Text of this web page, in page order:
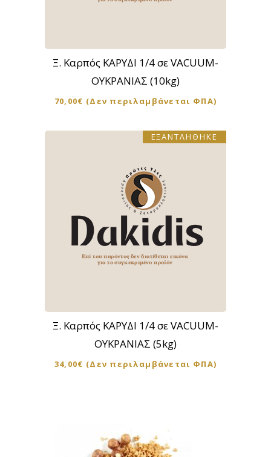
Ξ. Καρπός ΚΑΡΥΔΙ 1/4 σε VACUUM-
ΟΥΚΡΑΝΙΑΣ (10kg)
70,00€ (Δεν περιλαμβάνεται ΦΠΑ)
ΕΞΑΝΤΛΗΘΗΚΕ
Ξ. Καρπός ΚΑΡΥΔΙ 1/4 σε VACUUM-
ΟΥΚΡΑΝΙΑΣ (5kg)
34,00€ (Δεν περιλαμβάνεται ΦΠΑ)